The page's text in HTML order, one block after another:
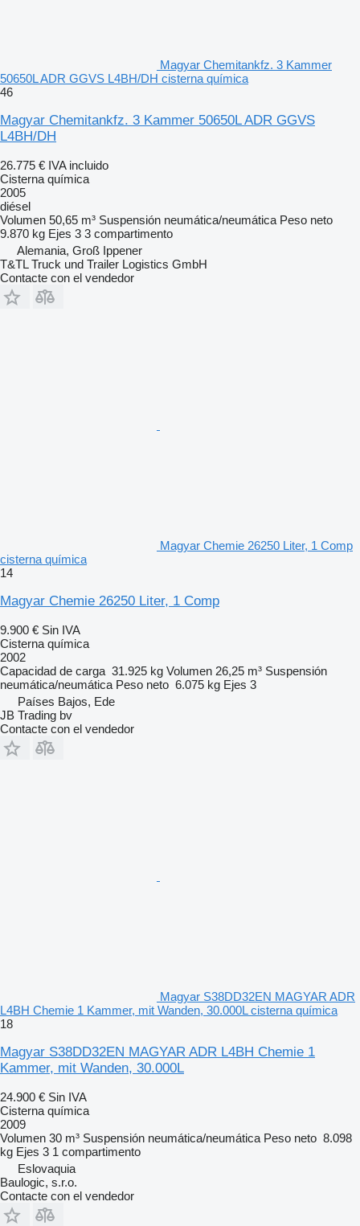
Magyar Chemitankfz. 3 Kammer
50650L ADR GGVS L4BH/DH cisterna química
46
Magyar Chemitankfz. 3 Kammer 50650L ADR GGVS
L4BH/DH
26.775 € IVA incluido
Cisterna química
2005
diésel
Volumen 50,65 m³ Suspensión neumática/neumática Peso neto
9.870 kg Ejes 3 3 compartimento
Alemania, Groß Ippener
T&TL Truck und Trailer Logistics GmbH
Contacte con el vendedor
Magyar Chemie 26250 Liter, 1 Comp
cisterna química
14
Magyar Chemie 26250 Liter, 1 Comp
9.900 € Sin IVA
Cisterna química
2002
Capacidad de carga 31.925 kg Volumen 26,25 m³ Suspensión
neumática/neumática Peso neto 6.075 kg Ejes 3
Países Bajos, Ede
JB Trading bv
Contacte con el vendedor
Magyar S38DD32EN MAGYAR ADR
L4BH Chemie 1 Kammer, mit Wanden, 30.000L cisterna química
18
Magyar S38DD32EN MAGYAR ADR L4BH Chemie 1
Kammer, mit Wanden, 30.000L
24.900 € Sin IVA
Cisterna química
2009
Volumen 30 m³ Suspensión neumática/neumática Peso neto 8.098
kg Ejes 3 1 compartimento
Eslovaquia
Baulogic, s.r.o.
Contacte con el vendedor